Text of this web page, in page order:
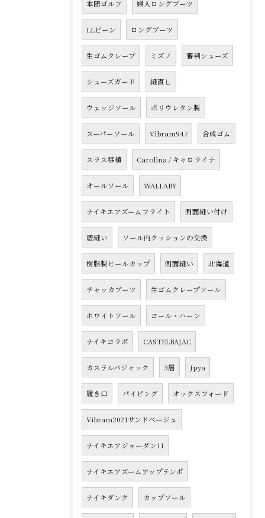
本間ゴルフ 婦人ロングブーツ
LLビーン ロングブーツ
生ゴムクレープ ミズノ 審判シューズ
シューズガード 縫直し
ウェッジソール ポリウレタン製
スーパーソール Vibram947 合成ゴム
スラス移植 Carolina / キャロライナ
オールソール WALLABY
ナイキエアズームフライト 側面縫い付け
底縫い ソール内クッションの交換
樹脂製ヒールカップ 側面縫い 北海道
チャッカブーツ 生ゴムクレープソール
ホワイトソール コール・ハーン
ナイキコラボ CASTELBAJAC
カステルバジャック 3層 Jpya
履き口 パイピング オックスフォード
Vibram2021サンドベージュ
ナイキエアジョーダン11
ナイキエアズームアップテンポ
ナイキダンク カップソール